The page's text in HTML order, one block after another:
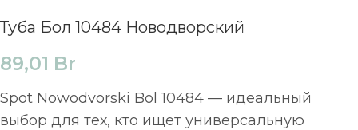
Туба Бол 10484 Новодворский
89,01 Br
Spot Nowodvorski Bol 10484 — идеальный
выбор для тех, кто ищет универсальную